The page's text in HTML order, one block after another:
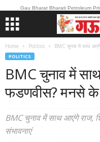
Gau Bharat Bharati Petroleum
Home Politics BMC चुनाव में साथ
POLITICS
BMC चुनाव में
फडणवीस? मनसे के
BMC चुनाव में साथ आएंगे राज,
संभावनाएं